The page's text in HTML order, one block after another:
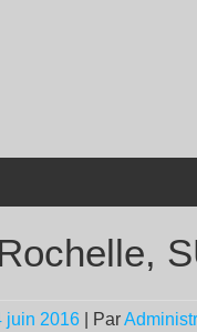
juin 2016 | Par